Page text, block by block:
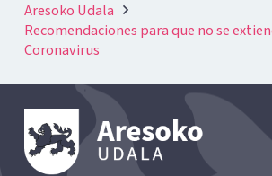
Aresoko Udala
Recomendaciones para que no se
Coronavirus